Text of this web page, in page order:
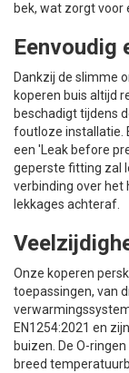
bek, wat zorgt voor
Eenvoudig
Dankzij de slimme
koperen buis altijd
beschadigt tijdens
foutloze installatie.
een 'Leak before
geperste fitting zal
verbinding over
lekkages achteraf.
Onze koperen
toepassingen, van
EN1254:2021 en
buizen. De O-
breed